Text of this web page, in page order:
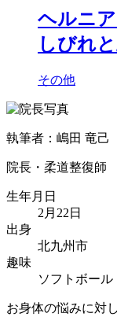
ヘルニ
しびれ
その他
執筆者：嶋田 竜己
院長・柔道整復師
生年月日
2月22日
出身
北九州市
趣味
ソフトボー
お身体の悩みに対